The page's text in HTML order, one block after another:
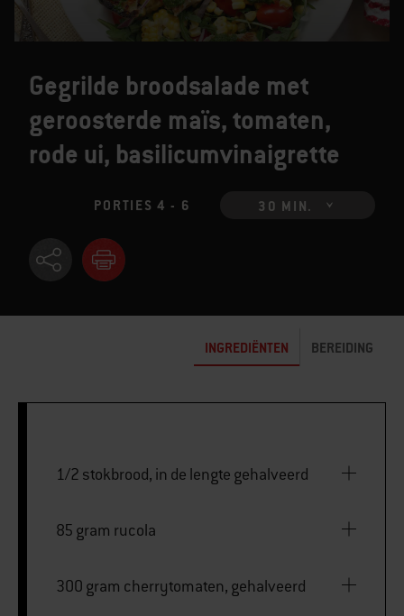
Gegrilde broodsalade met
geroosterde maïs, tomaten,
rode ui, basilicumvinaigrette
PORTIES 4 - 6 30 MIN.
INGREDIËNTEN BEREIDING
1/2 stokbrood, in de lengte gehalveerd
85 gram rucola
300 gram cherrytomaten, gehalveerd